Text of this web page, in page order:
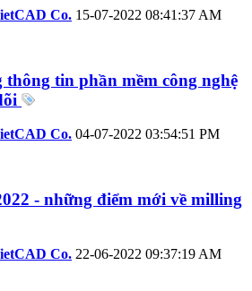
Co. 15-07-2022 08:41:37 AM
thông tin phần mềm công nghệ
Co. 04-07-2022 03:54:51 PM
- những điểm mới về milling
Co. 22-06-2022 09:37:19 AM